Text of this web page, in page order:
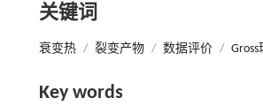
关键词
衰变热 / 裂变产物 / 数据评价 /
Key words